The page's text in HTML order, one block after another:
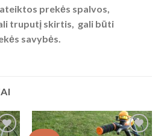
prekės spalvos,
truputį skirtis, gali būti
savybės.